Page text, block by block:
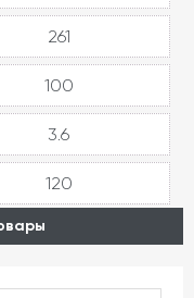
261
100
3.6
120